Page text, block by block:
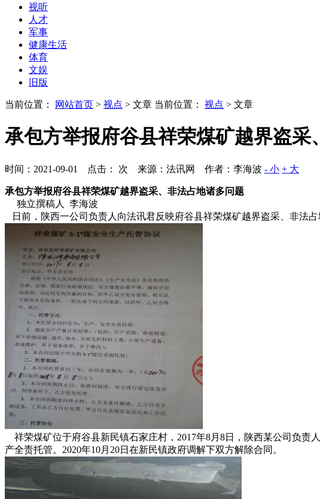
视听
人才
军事
健康生活
体育
文娱
旧版
当前位置： 网站首页 > 视点 > 文章 当前位置： 视点 > 文章
承包方举报府谷县祥荣煤矿越界盗采
时间：2021-09-01 点击： 次 来源：法讯网 作者：李海波 - 小 + 大
承包方举报府谷县祥荣煤矿越界盗采、非法占地诸多问题
独立撰稿人 李海波
日前，陕西一公司负责人向法讯君反映府谷县祥荣煤矿越界盗采、非法
祥荣煤矿位于府谷县新民镇石家庄村，2017年8月8日，陕西某公司负责
产全责托管。2020年10月20日在新民镇政府调解下双方解除合同。